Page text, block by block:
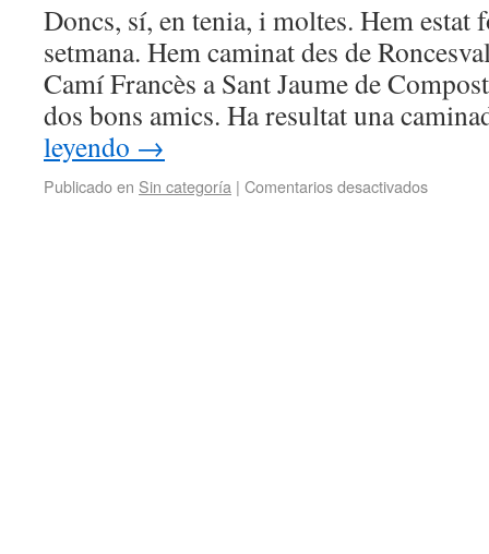
Doncs, sí, en tenia, i moltes. Hem estat
setmana. Hem caminat des de
Camí Francès a Sant Jaume de
dos bons amics. Ha resultat una
leyendo →
Publicado en Sin categoría | Comentarios desactivados